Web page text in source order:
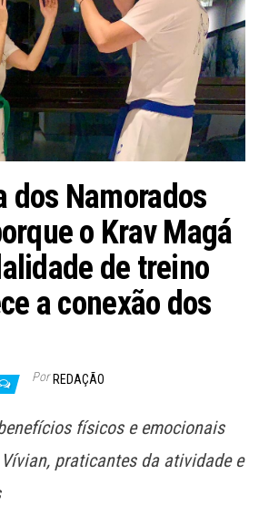
dos Namorados
o Krav Magá
de treino
a conexão dos
Por REDAÇÃO
físicos e emocionais
praticantes da atividade e